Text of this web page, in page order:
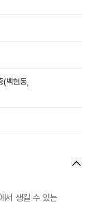
백현동,
서 생길 수 있는